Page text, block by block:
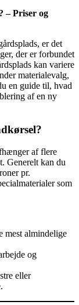
– Priser og
er det
der er forbundet
kan variere
materialevalg,
en guide til, hvad
af en ny
af flere
Generelt kan du
pr.
som
mest almindelige
og
eller